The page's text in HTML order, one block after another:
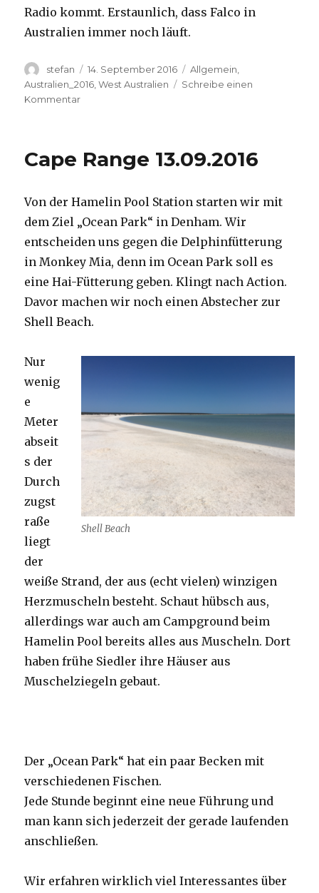
Radio kommt. Erstaunlich, dass Falco in
Australien immer noch läuft.
Autor
stefan
Veröffentlicht
am
14. September 2016 Kategorien
Allgemein
Australien_2016 ,West Australien
Schreibe einen
Kommentarzu
Cape Range 13.09.2016
Von der Hamelin Pool Station starten wir mit
dem Ziel „Ocean Park“ in Denham. Wir
entscheiden uns gegen die Delphinfütterung
in Monkey Mia, denn im Ocean Park soll es
eine Hai-Fütterung geben. Klingt nach Action.
Davor machen wir noch einen Abstecher zur
Shell Beach.
Shell Beach
Nur
wenig
e
Meter
abseit
s der
Durch
zugst
raße
liegt
der
weiße Strand, der aus (echt vielen) winzigen
Herzmuscheln besteht. Schaut hübsch aus,
allerdings war auch am Campground beim
Hamelin Pool bereits alles aus Muscheln. Dort
haben frühe Siedler ihre Häuser aus
Muschelziegeln gebaut.
Der „Ocean Park“ hat ein paar Becken mit
verschiedenen Fischen.
Jede Stunde beginnt eine neue Führung und
man kann sich jederzeit der gerade laufenden
anschließen.
Wir erfahren wirklich viel Interessantes über